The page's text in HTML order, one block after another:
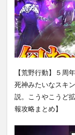
【荒野行動】５周
死神みたいなスキ
説。こうやこうど
報攻略まとめ】